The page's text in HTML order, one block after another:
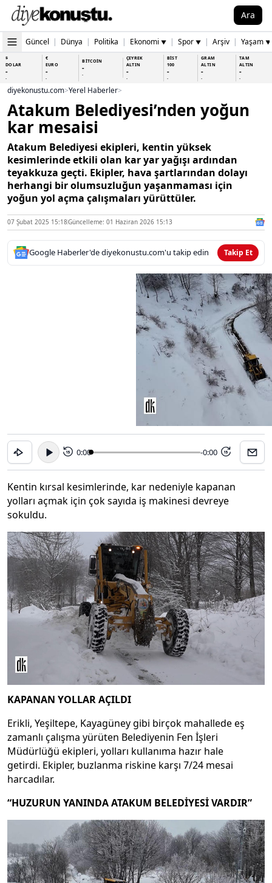
Ara
Güncel | Dünya | Politika | Ekonomi ▼ | Spor ▼ | Arşiv | Yaşam ▼
$
DOLAR
-
-
€
EURO
-
-
BİTCOİN
-
-
ÇEYREK
ALTIN
-
-
BİST
100
-
-
GRAM
ALTIN
-
-
TAM
ALTIN
-
-
diyekonustu.com>Yerel Haberler>
Atakum Belediyesi’nden yoğun
kar mesaisi
Atakum Belediyesi ekipleri, kentin yüksek
kesimlerinde etkili olan kar yar yağışı ardından
teyakkuza geçti. Ekipler, hava şartlarından dolayı
herhangi bir olumsuzluğun yaşanmaması için
yoğun yol açma çalışmaları yürüttüler.
07 Şubat 2025 15:18Güncelleme: 01 Haziran 2026 15:13
Google Haberler'de diyekonustu.com'u takip edin Takip Et
15 0:00 -0:00 15
Kentin kırsal kesimlerinde, kar nedeniyle kapanan
yolları açmak için çok sayıda iş makinesi devreye
sokuldu.
KAPANAN YOLLAR AÇILDI
Erikli, Yeşiltepe, Kayagüney gibi birçok mahallede eş
zamanlı çalışma yürüten Belediyenin Fen İşleri
Müdürlüğü ekipleri, yolları kullanıma hazır hale
getirdi. Ekipler, buzlanma riskine karşı 7/24 mesai
harcadılar.
“HUZURUN YANINDA ATAKUM BELEDİYESİ VARDIR”